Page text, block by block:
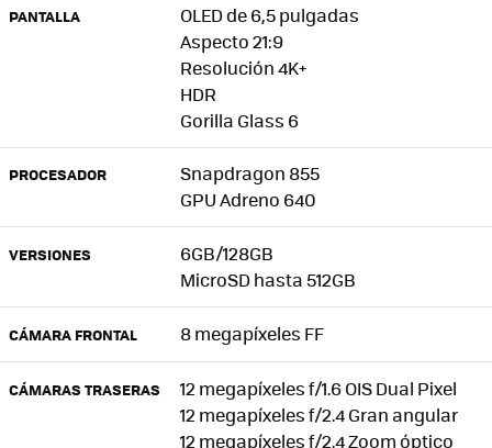
PANTALLA
OLED de 6,5 pulgadas
Aspecto 21:9
Resolución 4K+
HDR
Gorilla Glass 6
PROCESADOR
Snapdragon 855
GPU Adreno 640
VERSIONES
6GB/128GB
MicroSD hasta 512GB
CÁMARA FRONTAL 8 megapíxeles FF
CÁMARAS TRASERAS
12 megapíxeles f/1.6 OIS Dual Pixel
12 megapíxeles f/2.4 Gran angular
12 megapíxeles f/2.4 Zoom óptico